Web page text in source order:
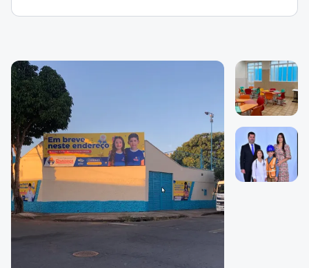
Galeria de imagem
Imagem 1